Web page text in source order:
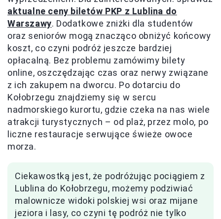
aktualne ceny biletów PKP z Lublina do
Warszawy. Dodatkowe zniżki dla studentów
oraz seniorów mogą znacząco obniżyć końcowy
koszt, co czyni podróż jeszcze bardziej
opłacalną. Bez problemu zamówimy bilety
online, oszczędzając czas oraz nerwy związane
z ich zakupem na dworcu. Po dotarciu do
Kołobrzegu znajdziemy się w sercu
nadmorskiego kurortu, gdzie czeka na nas wiele
atrakcji turystycznych – od plaż, przez molo, po
liczne restauracje serwujące świeże owoce
morza.
Ciekawostką jest, że podróżując pociągiem z
Lublina do Kołobrzegu, możemy podziwiać
malownicze widoki polskiej wsi oraz mijane
jeziora i lasy, co czyni tę podróż nie tylko